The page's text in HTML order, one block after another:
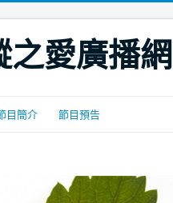
之愛廣播網
目簡介 節目預告